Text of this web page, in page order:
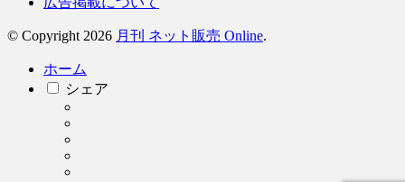
© Copyright 2026 月刊 ネット販売 Online.
ホーム
シェア